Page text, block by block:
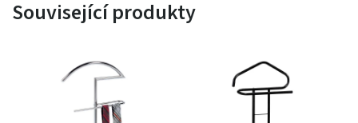
Související produkty